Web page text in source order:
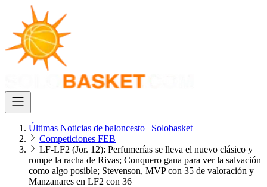
Últimas Noticias de baloncesto | Solobasket
Competiciones FEB
LF-LF2 (Jor. 12): Perfumerías se lleva el nuevo clásico y
rompe la racha de Rivas; Conquero gana para ver la salvación
como algo posible; Stevenson, MVP con 35 de valoración y
Manzanares en LF2 con 36